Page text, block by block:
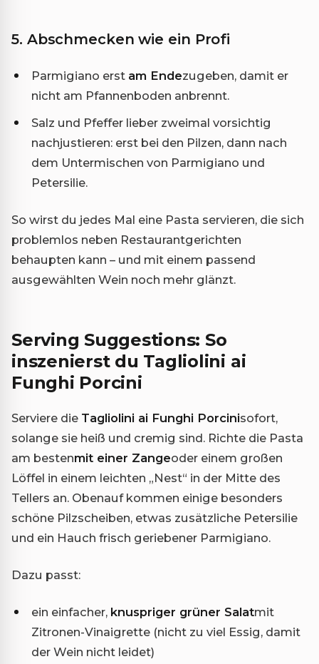
5. Abschmecken wie ein Profi
Parmigiano erst am Endezugeben, damit er
nicht am Pfannenboden anbrennt.
Salz und Pfeffer lieber zweimal vorsichtig
nachjustieren: erst bei den Pilzen, dann nach
dem Untermischen von Parmigiano und
Petersilie.
So wirst du jedes Mal eine Pasta servieren, die sich
problemlos neben Restaurantgerichten
behaupten kann – und mit einem passend
ausgewählten Wein noch mehr glänzt.
Serving Suggestions: So
inszenierst du Tagliolini ai
Funghi Porcini
Serviere die Tagliolini ai Funghi Porcinisofort,
solange sie heiß und cremig sind. Richte die Pasta
am bestenmit einer Zangeoder einem großen
Löffel in einem leichten „Nest“ in der Mitte des
Tellers an. Obenauf kommen einige besonders
schöne Pilzscheiben, etwas zusätzliche Petersilie
und ein Hauch frisch geriebener Parmigiano.
Dazu passt:
ein einfacher, knuspriger grüner Salatmit
Zitronen-Vinaigrette (nicht zu viel Essig, damit
der Wein nicht leidet)